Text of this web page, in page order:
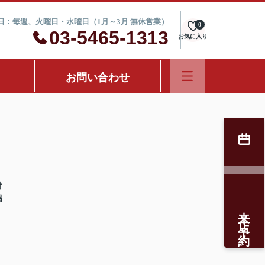
毎週、火曜日・水曜日（1月～3月 無休営業）
03-5465-1313 お気に入り
0
お問い合わせ
来店予約